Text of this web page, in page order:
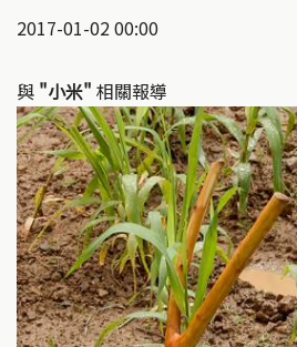
2017-01-02 00:00
與 "小米" 相關報導